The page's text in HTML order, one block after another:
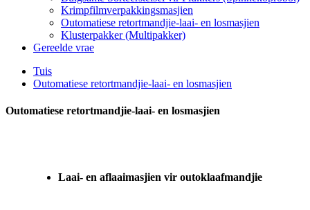
Krimpfilmverpakkingsmasjien
Outomatiese retortmandjie-laai- en losmasjien
Klusterpakker (Multipakker)
Gereelde vrae
Tuis
Outomatiese retortmandjie-laai- en losmasjien
Outomatiese retortmandjie-laai- en losmasjien
Laai- en aflaaimasjien vir outoklaafmandjie